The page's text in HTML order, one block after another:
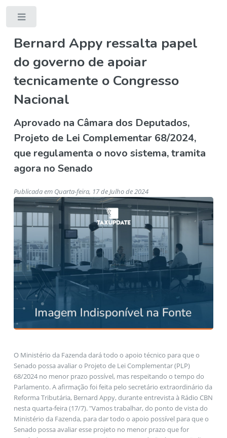
Bernard Appy ressalta papel
do governo de apoiar
tecnicamente o Congresso
Nacional
Aprovado na Câmara dos Deputados,
Projeto de Lei Complementar 68/2024,
que regulamenta o novo sistema, tramita
agora no Senado
Publicada em Quarta-feira, 17 de Julho de 2024
O Ministério da Fazenda dará todo o apoio técnico para que o
Senado possa avaliar o Projeto de Lei Complementar (PLP)
68/2024 no menor prazo possível, mas respeitando o tempo do
Parlamento. A afirmação foi feita pelo secretário extraordinário da
Reforma Tributária, Bernard Appy, durante entrevista à Rádio CBN
nesta quarta-feira (17/7). "Vamos trabalhar, do ponto de vista do
Ministério da Fazenda, para dar todo o apoio possível para que o
Senado possa avaliar esse projeto no menor prazo que for